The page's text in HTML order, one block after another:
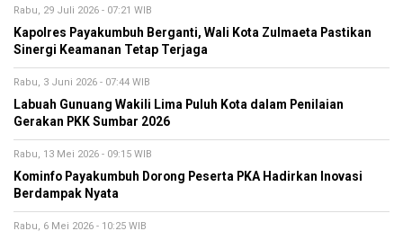
Rabu, 29 Juli 2026 - 07:21 WIB
Kapolres Payakumbuh Berganti, Wali Kota Zulmaeta Pastikan
Sinergi Keamanan Tetap Terjaga
Rabu, 3 Juni 2026 - 07:44 WIB
Labuah Gunuang Wakili Lima Puluh Kota dalam Penilaian
Gerakan PKK Sumbar 2026
Rabu, 13 Mei 2026 - 09:15 WIB
Kominfo Payakumbuh Dorong Peserta PKA Hadirkan Inovasi
Berdampak Nyata
Rabu, 6 Mei 2026 - 10:25 WIB